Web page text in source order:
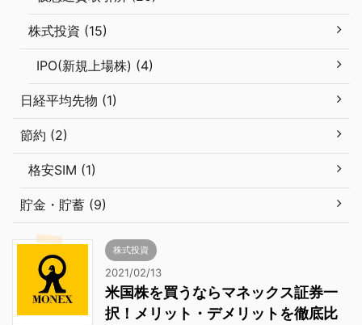
株式投資 (15)
IPO(新規上場株) (4)
日経平均先物 (1)
節約 (2)
格安SIM (1)
貯金・貯蓄 (9)
株式投資
2021/02/13
米国株を買うならマネックス証券一
択！メリット・デメリットを徹底比